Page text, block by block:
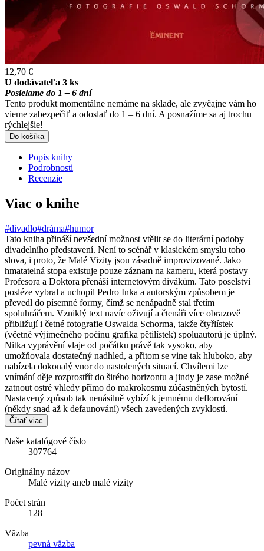
12,70 €
U dodávateľa 3 ks
Posielame do 1 – 6 dní
Tento produkt momentálne nemáme na sklade, ale zvyčajne vám ho
vieme zabezpečiť a odoslať do 1 – 6 dní. A posnažíme sa aj trochu
rýchlejšie!
Do košíka
Popis knihy
Podrobnosti
Recenzie
Viac o knihe
#divadlo#dráma#humor
Tato kniha přináší nevšední možnost vtělit se do literární podoby
divadelního představení. Není to scénář v klasickém smyslu toho
slova, i proto, že Malé Vizity jsou zásadně improvizované. Jako
hmatatelná stopa existuje pouze záznam na kameru, která postavy
Profesora a Doktora přenáší internetovým divákům. Tato poselství
posléze vybral a uchopil Pedro Inka a autorským způsobem je
převedl do písemné formy, čímž se nenápadně stal třetím
spoluhráčem. Vzniklý text navíc oživují a čtenáři více obrazově
přibližují i četné fotografie Oswalda Schorma, takže čtyřlístek
(včetně výjimečného počinu grafika pětilístek) spoluautorů je úplný.
Nitka vyprávění vlaje od počátku právě tak vysoko, aby
umožňovala dostatečný nadhled, a přitom se vine tak hluboko, aby
nabízela dokonalý vnor do nastolených situací. Chvílemi lze
vnímání děje rozprostřít do širého horizontu a jindy je zase možné
zatnout ostré vhledy přímo do makrokosmu zúčastněných bytostí.
Nastavený způsob tak nenásilně vybízí k jemnému deflorování
(někdy snad až k defaunování) všech zavedených zvyklostí.
Čítať viac
Naše katalógové číslo
307764
Originálny názov
Malé vizity aneb malé vizity
Počet strán
128
Väzba
pevná väzba